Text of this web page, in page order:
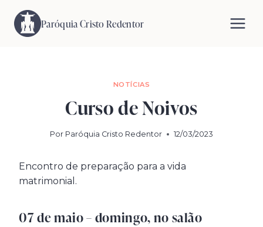
para
Paróquia Cristo Redentor
NOTÍCIAS
Curso de Noivos
Por Paróquia Cristo Redentor 12/03/2023
Encontro de preparação para a vida
matrimonial.
07 de maio – domingo, no salão